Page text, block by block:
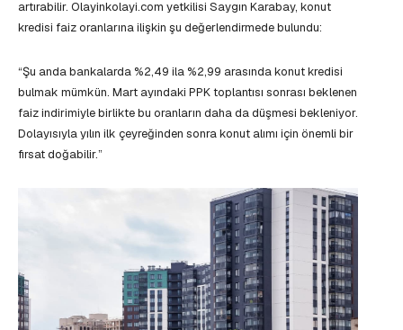
artırabilir. Olayinkolayi.com yetkilisi Saygın Karabay, konut
kredisi faiz oranlarına ilişkin şu değerlendirmede bulundu:
“Şu anda bankalarda %2,49 ila %2,99 arasında konut kredisi
bulmak mümkün. Mart ayındaki PPK toplantısı sonrası beklenen
faiz indirimiyle birlikte bu oranların daha da düşmesi bekleniyor.
Dolayısıyla yılın ilk çeyreğinden sonra konut alımı için önemli bir
fırsat doğabilir.”